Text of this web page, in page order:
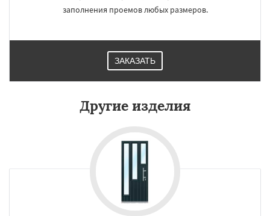
заполнения проемов любых размеров.
ЗАКАЗАТЬ
Другие изделия